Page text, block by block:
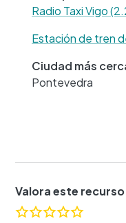
Radio Taxi Vigo
Estación de tren
Ciudad más
Pontevedra
Valora este recurso